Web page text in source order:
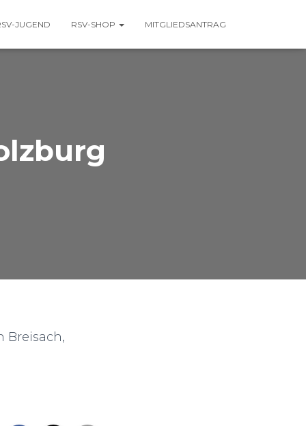
JUGEND RSV-SHOP MITGLIEDSANTRAG
Breisach,